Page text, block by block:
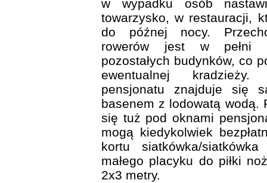
w wypadku osób
towarzysko, w restauracji,
do późnej nocy.
rowerów jest w pełni
pozostałych budynków, co
ewentualnej
pensjonatu znajduje się
basenem z lodowatą wodą.
się tuż pod oknami
mogą kiedykolwiek
kortu siatkówka/
małego placyku do piłki
2x3 metry.